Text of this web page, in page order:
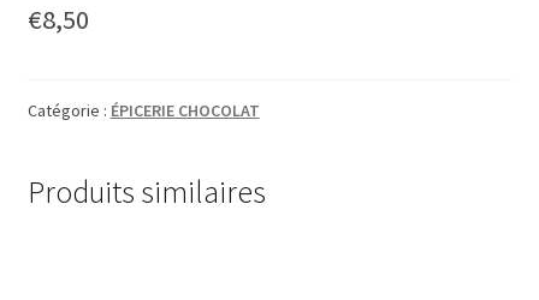
€8,50
Catégorie : ÉPICERIE CHOCOLAT
Produits similaires